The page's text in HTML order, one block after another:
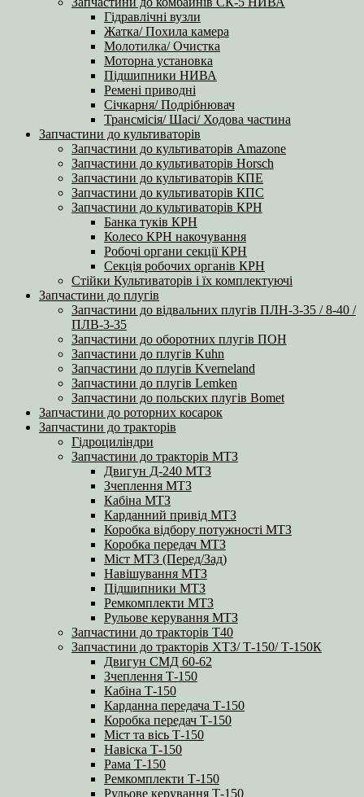
Гідравлічні вузли
Жатка/ Похила камера
Молотилка/ Очистка
Моторна установка
Підшипники НИВА
Ремені приводні
Січкарня/ Подрібнювач
Трансмісія/ Шасі/ Ходова частина
Запчастини до культиваторів
Запчастини до культиваторів Amazone
Запчастини до культиваторів Horsch
Запчастини до культиваторів КПЕ
Запчастини до культиваторів КПС
Запчастини до культиваторів КРН
Банка туків КРН
Колесо КРН накочування
Робочі органи секції КРН
Секція робочих органів КРН
Стійки Культиваторів і їх комплектуючі
Запчастини до плугів
Запчастини до відвальних плугів ПЛН-3-35 / 8-40 /
ПЛВ-3-35
Запчастини до оборотних плугів ПОН
Запчастини до плугів Kuhn
Запчастини до плугів Kverneland
Запчастини до плугів Lemken
Запчастини до польских плугів Bomet
Запчастини до роторних косарок
Запчастини до тракторів
Гідроциліндри
Запчастини до тракторів МТЗ
Двигун Д-240 МТЗ
Зчеплення МТЗ
Кабіна МТЗ
Карданний привід МТЗ
Коробка відбору потужності МТЗ
Коробка передач МТЗ
Міст МТЗ (Перед/Зад)
Навішування МТЗ
Підшипники МТЗ
Ремкомплекти МТЗ
Рульове керування МТЗ
Запчастини до тракторів Т40
Запчастини до тракторів ХТЗ/ Т-150/ Т-150К
Двигун СМД 60-62
Зчеплення Т-150
Кабіна Т-150
Карданна передача Т-150
Коробка передач Т-150
Міст та вісь Т-150
Навіска Т-150
Рама Т-150
Ремкомплекти Т-150
Рульове керування Т-150